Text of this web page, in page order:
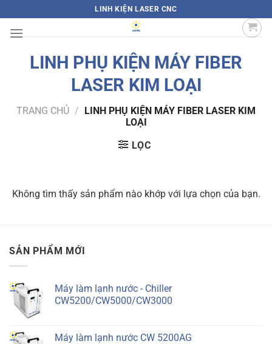
qua
nội
LINH KIỆN LASER CNC
LINH PHỤ KIỆN MÁY FIBER
LASER KIM LOẠI
TRANG CHỦ /
LINH PHỤ KIỆN MÁY FIBER LASER KIM
LOẠI
LỌC
Không tìm thấy sản phẩm nào khớp với lựa chọn của bạn.
SẢN PHẨM MỚI
Máy làm lạnh nước - Chiller
CW5200/CW5000/CW3000
Máy làm lạnh nước CW 5200AG